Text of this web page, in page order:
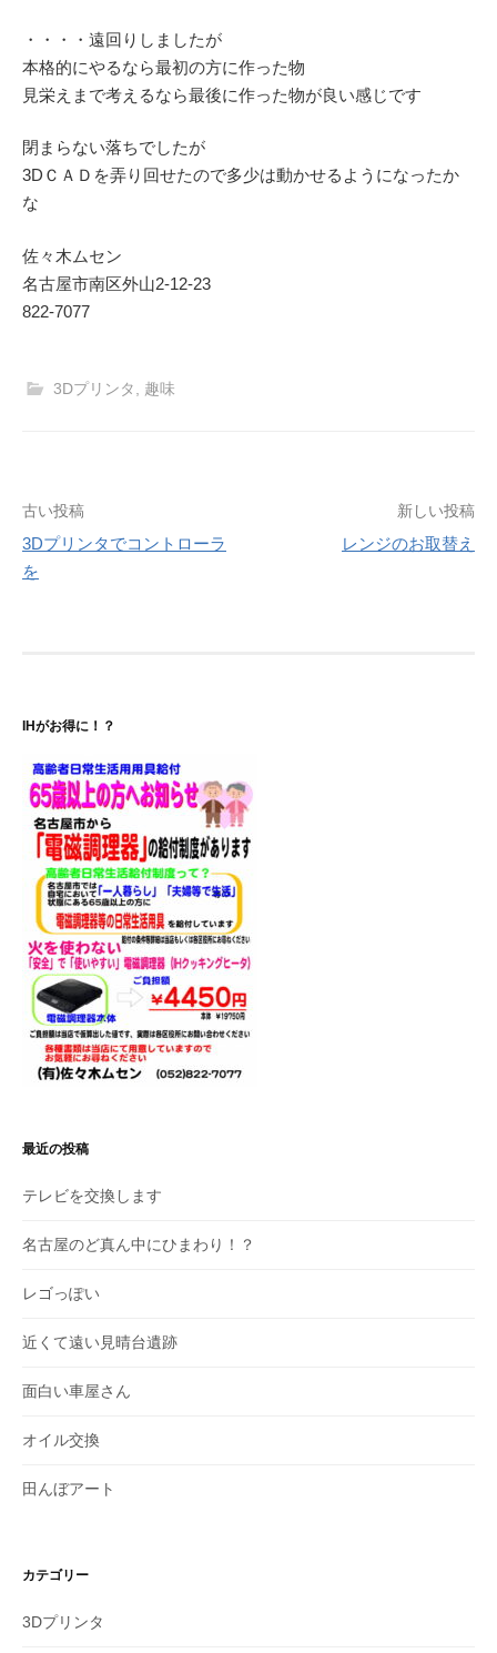
・・・・遠回りしましたが
本格的にやるなら最初の方に作った物
見栄えまで考えるなら最後に作った物が良い感じです
閉まらない落ちでしたが
3DＣＡＤを弄り回せたので多少は動かせるようになったか
な
佐々木ムセン
名古屋市南区外山2‐12‐23
822-7077
3Dプリンタ, 趣味
投
稿
ー
シ
ョ
ン
古い投稿
3Dプリンタでコントローラ
を
新しい投稿
レンジのお取替え
IHがお得に！？
最近の投稿
テレビを交換します
名古屋のど真ん中にひまわり！？
レゴっぽい
近くて遠い見晴台遺跡
面白い車屋さん
オイル交換
田んぼアート
カテゴリー
3Dプリンタ